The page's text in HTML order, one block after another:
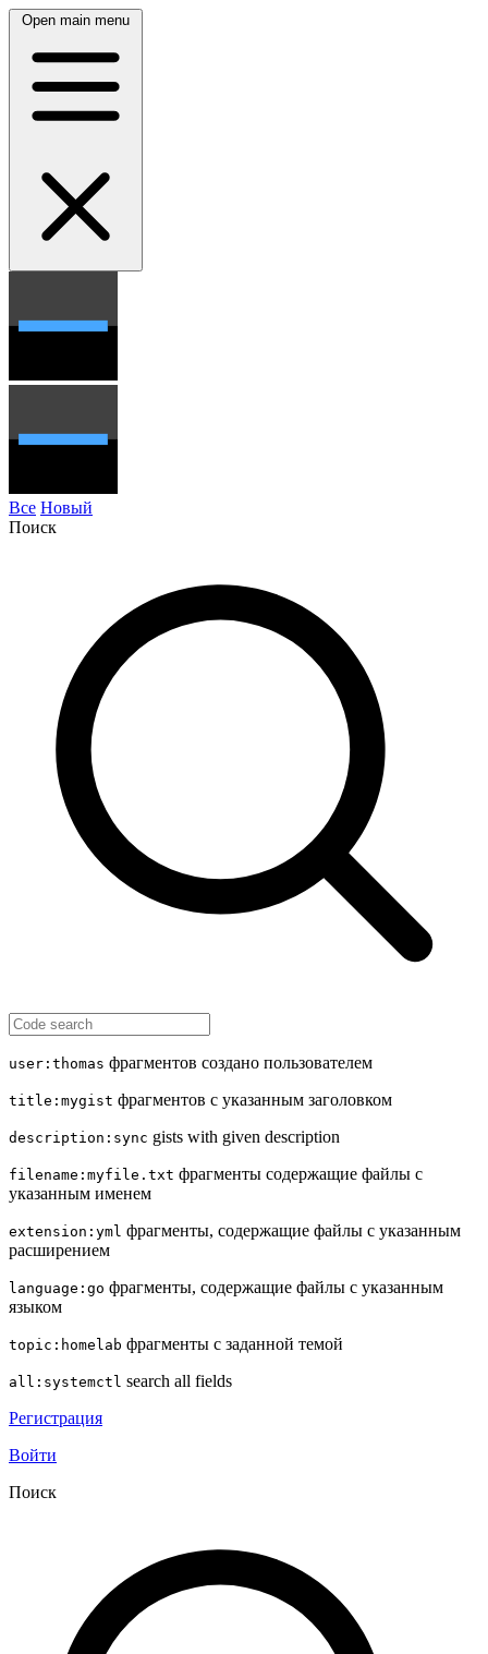
Open main menu
Все Новый
Поиск
user:thomas фрагментов создано пользователем
title:mygist фрагментов с указанным заголовком
description:sync gists with given description
filename:myfile.txt фрагменты содержащие файлы с
указанным именем
extension:yml фрагменты, содержащие файлы с указанным
расширением
language:go фрагменты, содержащие файлы с указанным
языком
topic:homelab фрагменты с заданной темой
all:systemctl search all fields
Регистрация
Войти
Поиск